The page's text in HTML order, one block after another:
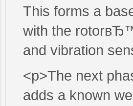
This forms a
with the
and vibration
<p>The next
adds a known